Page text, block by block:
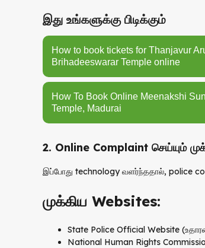
இது உங்களுக்கு பிடிக்கும்
How to book tickets for Thanjavur
Brihadeeswarar Temple online
How To Book Online Meenakshi
Temple, Madurai
2. Online Complaint செய்யும்
இப்போது technology வளர்ந்ததால், police
முக்கிய Websites:
State Police Official Website
National Human Rights